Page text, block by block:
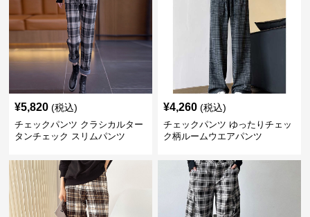
¥5,820 (税込)
チェックパンツ クラシカルター
タンチェック スリムパンツ
¥4,260 (税込)
チェックパンツ ゆったりチェッ
ク柄ルームウエアパンツ